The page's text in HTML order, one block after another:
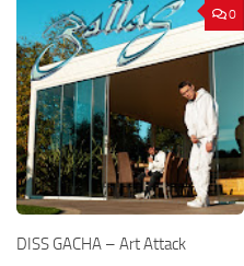
0
DISS GACHA – Art Attack